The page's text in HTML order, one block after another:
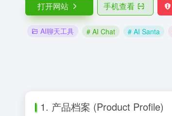
打开网站 手机查看
AI聊天工具 # AI Chat # AI Santa
1. 产品档案 (Product Profile)